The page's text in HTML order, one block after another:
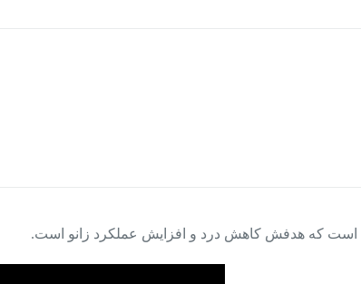
است که هدفش کاهش درد و افزایش عملکرد زانو است.